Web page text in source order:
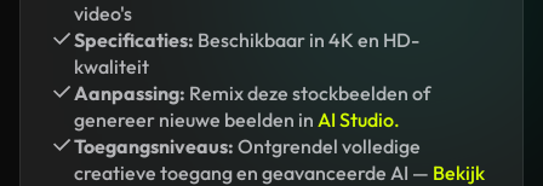
video's
Specificaties: Beschikbaar in 4K en HD-
kwaliteit
Aanpassing: Remix deze stockbeelden of
genereer nieuwe beelden in AI Studio.
Toegangsniveaus: Ontgrendel volledige
creatieve toegang en geavanceerde AI — Bekijk